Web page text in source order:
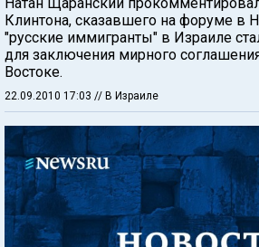
Клинтона, сказавшего на форуме в
"русские иммигранты" в Израиле
для заключения мирного
Востоке.
22.09.2010 17:03 // В Израиле